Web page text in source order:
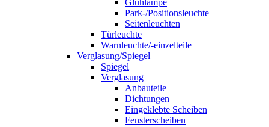
Glühlampe
Park-/Positionsleuchte
Seitenleuchten
Türleuchte
Warnleuchte/-einzelteile
Verglasung/Spiegel
Spiegel
Verglasung
Anbauteile
Dichtungen
Eingeklebte Scheiben
Fensterscheiben